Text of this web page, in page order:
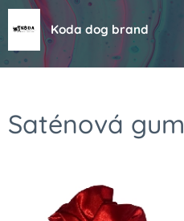
Koda dog brand
Saténová